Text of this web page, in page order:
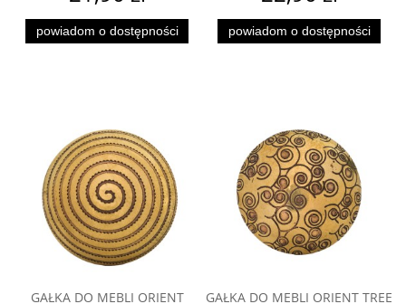
powiadom o dostępności powiadom o dostępności
GAŁKA DO MEBLI ORIENT
GAŁKA DO MEBLI ORIENT TREE